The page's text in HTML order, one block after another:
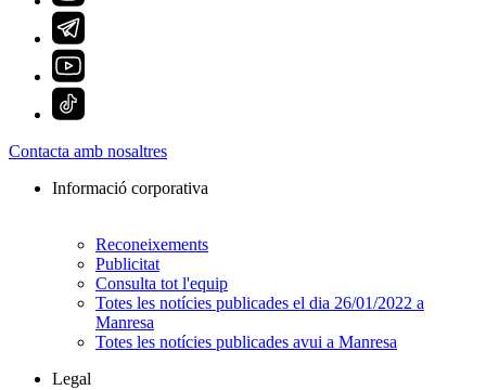
Contacta amb nosaltres
Informació corporativa
Reconeixements
Publicitat
Consulta tot l'equip
Totes les notícies publicades el dia 26/01/2022 a
Manresa
Totes les notícies publicades avui a Manresa
Legal